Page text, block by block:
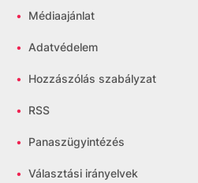
• Médiaajánlat
• Adatvédelem
• Hozzászólás szabályzat
• RSS
• Panaszügyintézés
• Választási irányelvek